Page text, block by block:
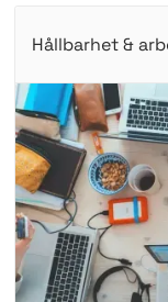
Hållbarhet &